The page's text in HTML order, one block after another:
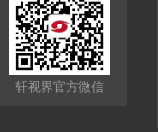
轩视界官方微信